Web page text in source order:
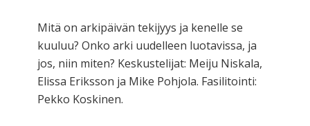
Mitä on arkipäivän tekijyys ja kenelle se
kuuluu? Onko arki uudelleen luotavissa, ja
jos, niin miten? Keskustelijat: Meiju Niskala,
Elissa Eriksson ja Mike Pohjola. Fasilitointi:
Pekko Koskinen.